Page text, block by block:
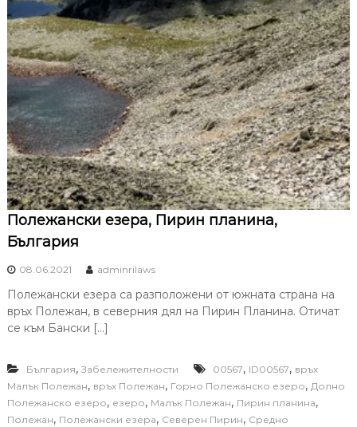
Полежански езера, Пирин планина,
България
08.06.2021 adminrilaws
Полежански езера са разположени от южната страна на
връх Полежан, в северния дял на Пирин Планина. Отичат
се към Бански […]
България, Забележителности 00567, ID00567, връх
Малък Полежан, връх Полежан, Горно Полежанско езеро, Долно
Полежанско езеро, езеро, Малък Полежан, Пирин планина,
Полежан, Полежански езера, Северен Пирин, Средно